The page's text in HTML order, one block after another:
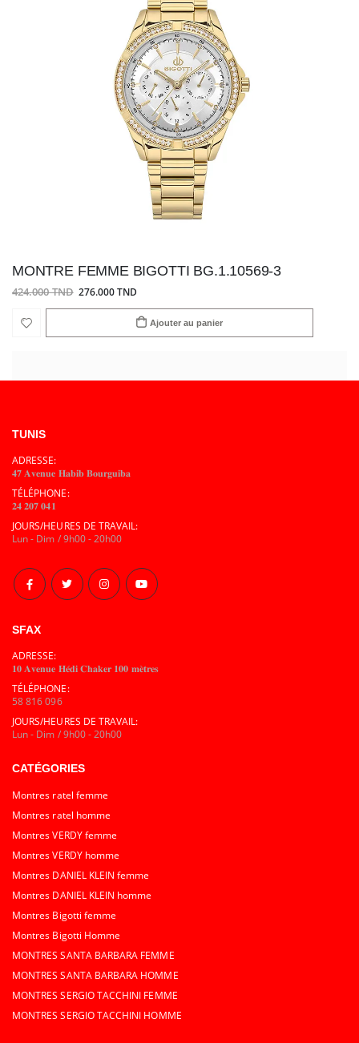
MONTRE FEMME BIGOTTI BG.1.10569-3
424.000 TND 276.000 TND
Ajouter au panier
TUNIS
ADRESSE:
𝟒𝟕 𝐀𝐯𝐞𝐧𝐮𝐞 𝐇𝐚𝐛𝐢𝐛 𝐁𝐨𝐮𝐫𝐠𝐮𝐢𝐛𝐚
TÉLÉPHONE:
𝟐𝟒 𝟐𝟎𝟕 𝟎𝟒𝟏
JOURS/HEURES DE TRAVAIL:
Lun - Dim / 9h00 - 20h00
SFAX
ADRESSE:
𝟏𝟎 𝐀𝐯𝐞𝐧𝐮𝐞 𝐇𝐞́𝐝𝐢 𝐂𝐡𝐚𝐤𝐞𝐫 𝟏𝟎𝟎 𝐦𝐞̀𝐭𝐫𝐞𝐬
TÉLÉPHONE:
58 816 096
JOURS/HEURES DE TRAVAIL:
Lun - Dim / 9h00 - 20h00
CATÉGORIES
Montres ratel femme
Montres ratel homme
Montres VERDY femme
Montres VERDY homme
Montres DANIEL KLEIN femme
Montres DANIEL KLEIN homme
Montres Bigotti femme
Montres Bigotti Homme
MONTRES SANTA BARBARA FEMME
MONTRES SANTA BARBARA HOMME
MONTRES SERGIO TACCHINI FEMME
MONTRES SERGIO TACCHINI HOMME